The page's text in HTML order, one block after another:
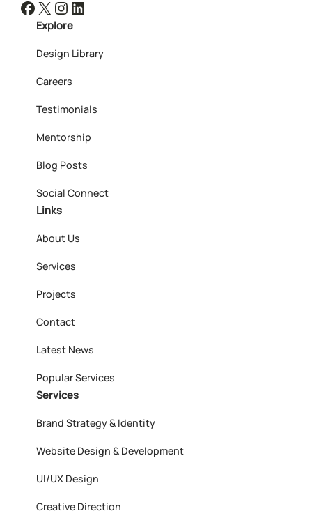
Facebook X Instagram LinkedIn
Explore
Design Library
Careers
Testimonials
Mentorship
Blog Posts
Social Connect
Links
About Us
Services
Projects
Contact
Latest News
Popular Services
Services
Brand Strategy & Identity
Website Design & Development
UI/UX Design
Creative Direction